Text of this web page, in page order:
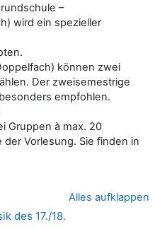
–
wird ein spezieller
können zwei
Der zweisemestrige
empfohlen.
Gruppen à max. 20
Vorlesung. Sie finden in
Alles aufklappen
des 17./18.